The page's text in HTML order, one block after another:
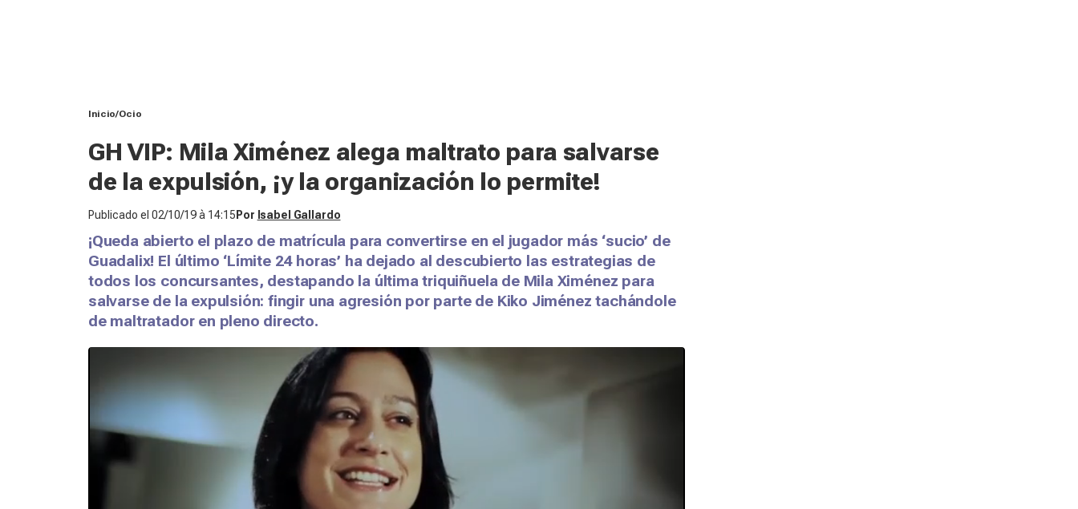
Inicio Ocio
GH VIP: Mila Ximénez alega maltrato para salvarse
de la expulsión, ¡y la organización lo permite!
Publicado el 02/10/19 à 14:15 Por Isabel Gallardo
¡Queda abierto el plazo de matrícula para convertirse en el jugador más ‘sucio’ de
Guadalix! El último ‘Límite 24 horas’ ha dejado al descubierto las estrategias de
todos los concursantes, destapando la última triquiñuela de Mila Ximénez para
salvarse de la expulsión: fingir una agresión por parte de Kiko Jiménez tachándole
de maltratador en pleno directo.